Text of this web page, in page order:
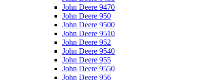
John Deere 9470
John Deere 950
John Deere 9500
John Deere 9510
John Deere 952
John Deere 9540
John Deere 955
John Deere 9550
John Deere 956